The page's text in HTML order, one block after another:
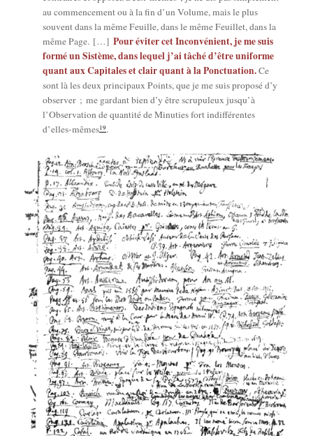
au com­men­ce­ment ou à la fin d’un Volume, mais le plus
sou­vent dans la même Feuille, dans le même Feuillet, dans la
même Page. […]Pour évi­ter cet Incon­vé­nient, je me suis
for­mé un Sis­tème, dans lequel j’ai tâché d’être uni­forme
quant aux Capi­tales et clair quant à la Ponc­tua­tion.Ce
sont là les deux prin­ci­paux Points, que je me suis pro­po­sé d’y
obser­ver ; me gar­dant bien d’y être scru­pu­leux jusqu’à
l’Observation de quan­ti­té de Minu­ties fort indif­fé­rentes
d’elles-mêmes19.